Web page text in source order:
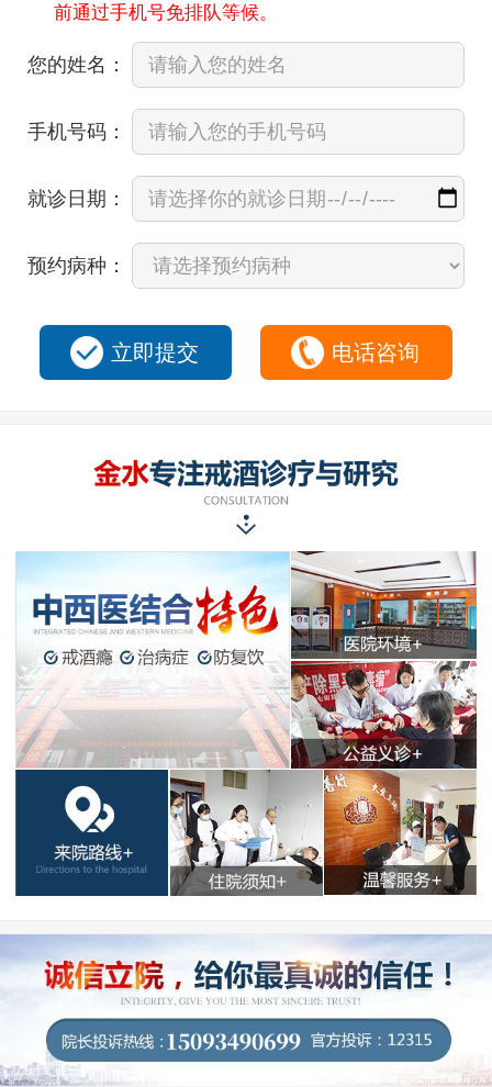
前通过手机号免排队等候。
您的姓名：
手机号码：
就诊日期：
预约病种：
立即提交 电话咨询